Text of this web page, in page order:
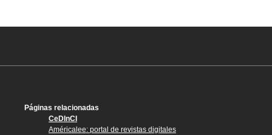
Páginas relacionadas
CeDInCI
Américalee: portal de revistas digitales